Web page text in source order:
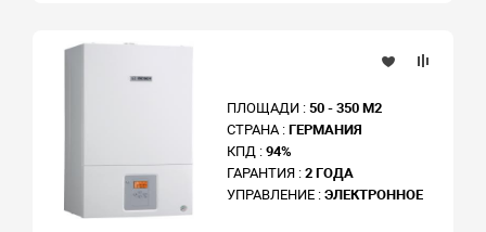
ПЛОЩАДИ :50 - 350 М2
СТРАНА :ГЕРМАНИЯ
КПД :94%
ГАРАНТИЯ :2 ГОДА
УПРАВЛЕНИЕ :ЭЛЕКТРОННОЕ